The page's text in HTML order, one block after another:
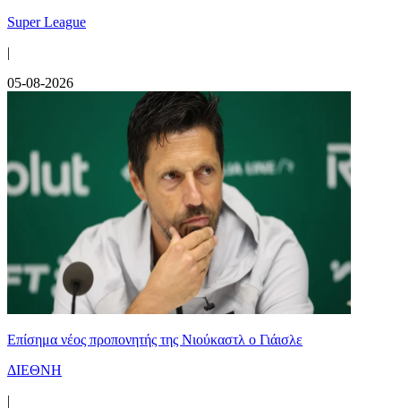
Super League
|
05-08-2026
Επίσημα νέος προπονητής της Νιούκαστλ ο Γιάισλε
ΔΙΕΘΝΗ
|